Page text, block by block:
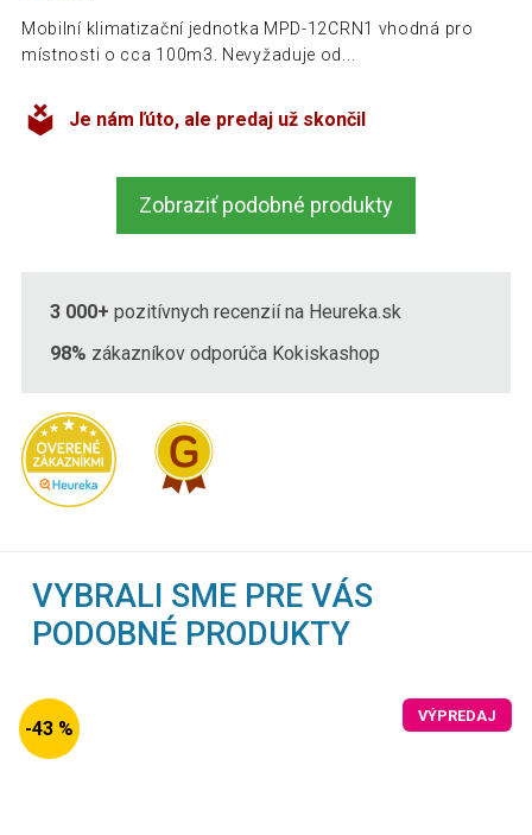
Mobilní klimatizační jednotka MPD-12CRN1 vhodná pro
místnosti o cca 100m3. Nevyžaduje od...
Je nám ľúto, ale predaj už skončil
Zobraziť podobné produkty
3 000+ pozitívnych recenzií na Heureka.sk
98% zákazníkov odporúča Kokiskashop
VYBRALI SME PRE VÁS
PODOBNÉ PRODUKTY
-43 %
VÝPREDAJ